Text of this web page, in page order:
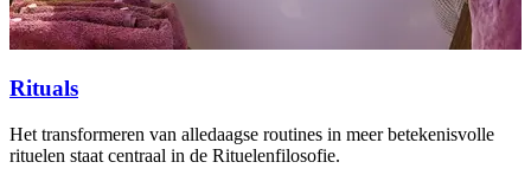
Rituals
Het transformeren van alledaagse routines in meer betekenisvolle
rituelen staat centraal in de Rituelenfilosofie.